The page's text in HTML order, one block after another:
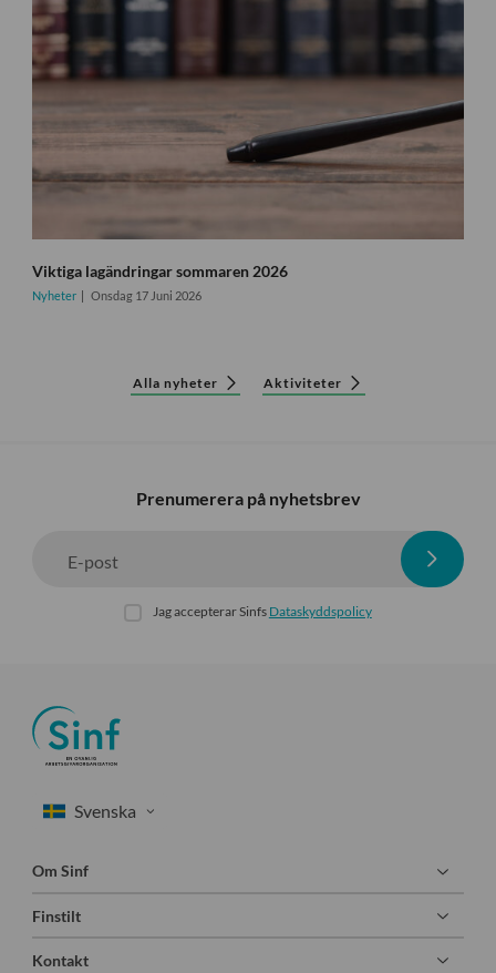
Viktiga lagändringar sommaren 2026
Nyheter Onsdag 17 Juni 2026
Alla nyheter Aktiviteter
Prenumerera på nyhetsbrev
E-post
Jag accepterar Sinfs Dataskyddspolicy
Om Sinf
Finstilt
Kontakt